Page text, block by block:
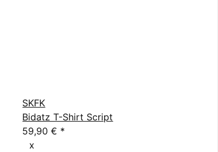
SKFK
Bidatz T-Shirt Script
59,90 € *
x